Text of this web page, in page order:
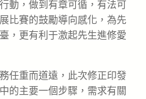
動，做到有章可循，有法可
比賽的鼓勵導向感化，為先
，更有利于激起先生進修愛
任重而道遠，此次修正印發
的主要一個步驟，需求有關